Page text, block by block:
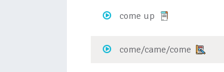
come up
come/came/come